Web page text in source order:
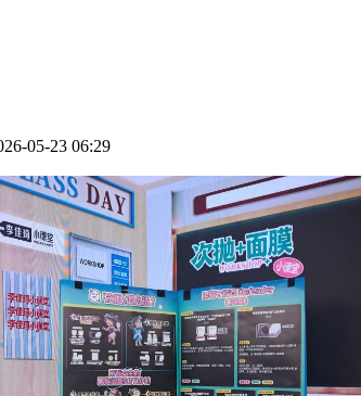
05-23 06:29